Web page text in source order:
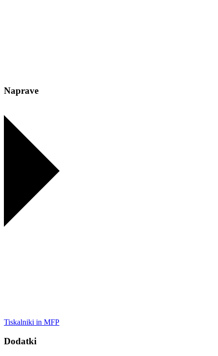
Naprave
Tiskalniki in MFP
Dodatki